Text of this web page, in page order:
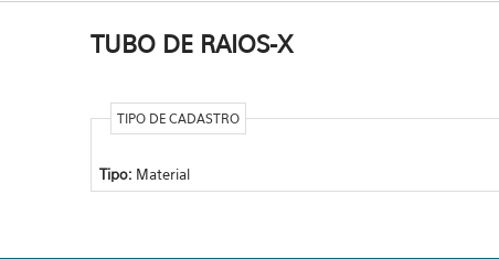
TUBO DE RAIOS-X
TIPO DE CADASTRO
Tipo: Material